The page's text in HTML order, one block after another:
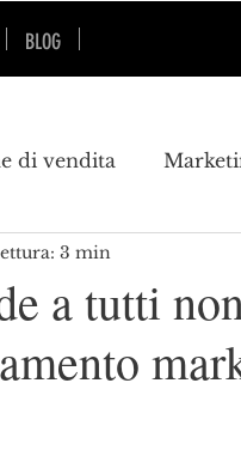
BLOG
di vendita
pubblicità
innovazione
a tutti
3 min